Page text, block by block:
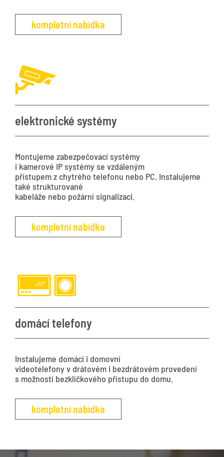
kompletní nabídka
elektronické systémy
Montujeme zabezpečovací systémy
i kamerové IP systémy se vzdáleným
přístupem z chytrého telefonu nebo PC. Instalujeme
také strukturované
kabeláže nebo požární signalizaci.
kompletní nabídka
domácí telefony
Instalujeme domácí i domovní
videotelefony v drátovém i bezdrátovém provedení
s možností bezklíčkového přístupu do domu.
kompletní nabídka